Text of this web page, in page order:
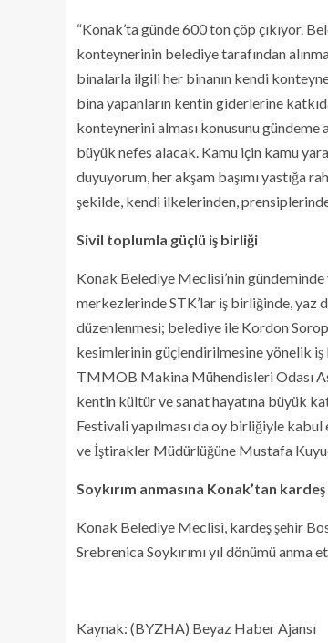
“Konak’ta günde 600 ton çöp çıkıyor.
konteynerinin belediye tarafından
binalarla ilgili her binanın kendi
bina yapanların kentin giderlerine
konteynerini alması konusunu gündeme
büyük nefes alacak. Kamu için kamu
duyuyorum, her akşam başımı yastığa
şekilde, kendi ilkelerinden,
Sivil toplumla güçlü iş birliği
Konak Belediye Meclisi’nin
merkezlerinde STK’lar iş birliğinde,
düzenlenmesi; belediye ile Kordon
kesimlerinin güçlendirilmesine yönelik
TMMOB Makina Mühendisleri Odası
kentin kültür ve sanat hayatına büyük
Festivali yapılması da oy birliğiyle
ve İştirakler Müdürlüğüne Mustafa
Soykırım anmasına Konak’tan
Konak Belediye Meclisi, kardeş şehir
Srebrenica Soykırımı yıl dönümü anma
Kaynak: (BYZHA) Beyaz Haber Ajansı